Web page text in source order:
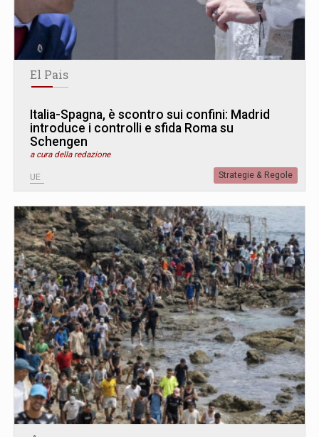
El Pais
Italia-Spagna, è scontro sui confini: Madrid
introduce i controlli e sfida Roma su
Schengen
a cura della redazione
UE Strategie & Regole